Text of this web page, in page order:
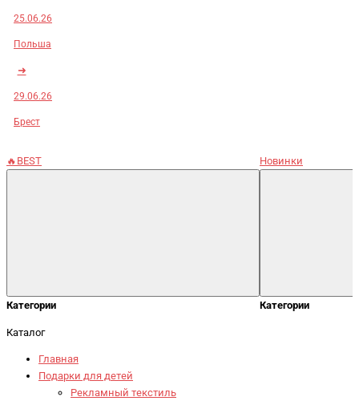
25.06.26
Польша
➜
29.06.26
Брест
🔥BEST
Категории
Новинки
Категории
Каталог
Главная
Подарки для детей
Рекламный текстиль